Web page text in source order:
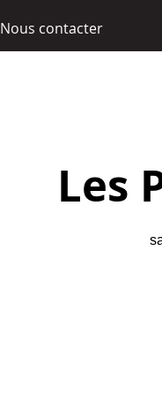
Nous contacter
Les